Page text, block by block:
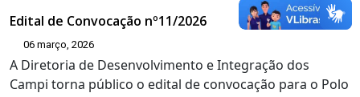
Edital de Convocação nº11/2026
06 março, 2026
A Diretoria de Desenvolvimento e Integração dos
Campi torna público o edital de convocação para o Polo